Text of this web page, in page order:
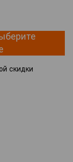
скидки